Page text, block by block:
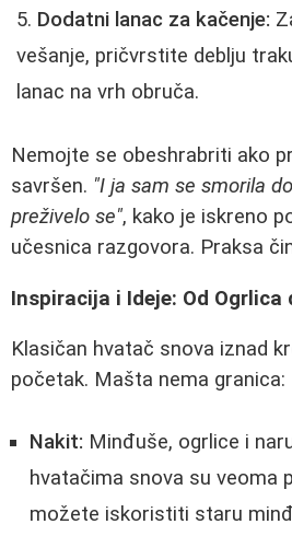
Dodatni lanac za kačenje:
vešanje, pričvrstite deblju
lanac na vrh obruča.
Nemojte se obeshrabriti ako
savršen. "I ja sam se smorila
preživelo se", kako je iskreno
učesnica razgovora. Praksa
Inspiracija i Ideje: Od Ogrlica
Klasičan hvatač snova iznad
početak. Mašta nema granica:
Nakit: Minđuše, ogrlice i
hvatačima snova su veoma
možete iskoristiti staru